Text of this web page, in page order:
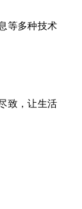
等多种技术
致，让生活